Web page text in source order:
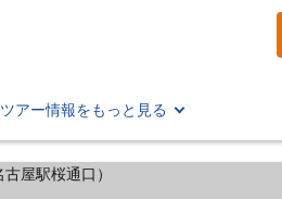
ツアー情報をもっと見る